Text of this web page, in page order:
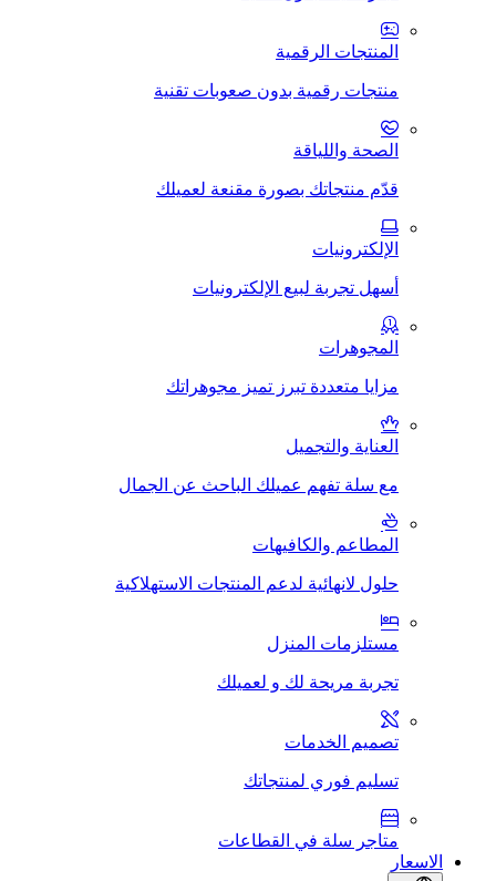
المنتجات الرقمية
منتجات رقمية بدون صعوبات تقنية
الصحة واللياقة
قدّم منتجاتك بصورة مقنعة لعميلك
الإلكترونيات
أسهل تجربة لبيع الإلكترونيات
المجوهرات
مزايا متعددة تبرز تميز مجوهراتك
العناية والتجميل
مع سلة تفهم عميلك الباحث عن الجمال
المطاعم والكافيهات
حلول لانهائية لدعم المنتجات الاستهلاكية
مستلزمات المنزل
تجربة مريحة لك و لعميلك
تصميم الخدمات
تسليم فوري لمنتجاتك
متاجر سلة في القطاعات
الاسعار